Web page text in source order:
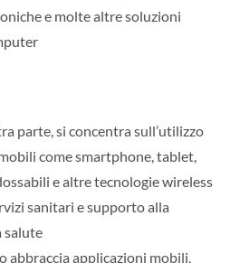
e molte altre soluzioni
parte, si concentra sull’utilizzo
come smartphone, tablet,
e altre tecnologie wireless
sanitari e supporto alla
salute
abbraccia applicazioni mobili,